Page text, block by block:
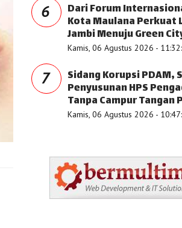
6 Dari Forum
Kota Maulana Perkuat
Jambi Menuju Green
Kamis, 06 Agustus 2026 -
7 Sidang Korupsi PDAM,
Penyusunan HPS
Tanpa Campur Tangan
Kamis, 06 Agustus 2026 -